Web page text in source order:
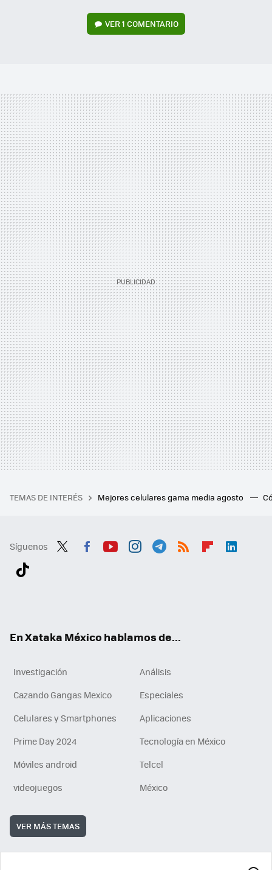
VER1 COMENTARIO
TEMAS DE INTERÉS Mejores celulares gama media agosto
Síguenos
En Xataka México hablamos de...
Investigación
Análisis
Cazando Gangas Mexico
Especiales
Celulares y Smartphones
Aplicaciones
Prime Day 2024
Tecnología en México
Móviles android
Telcel
videojuegos
México
VER MÁS TEMAS